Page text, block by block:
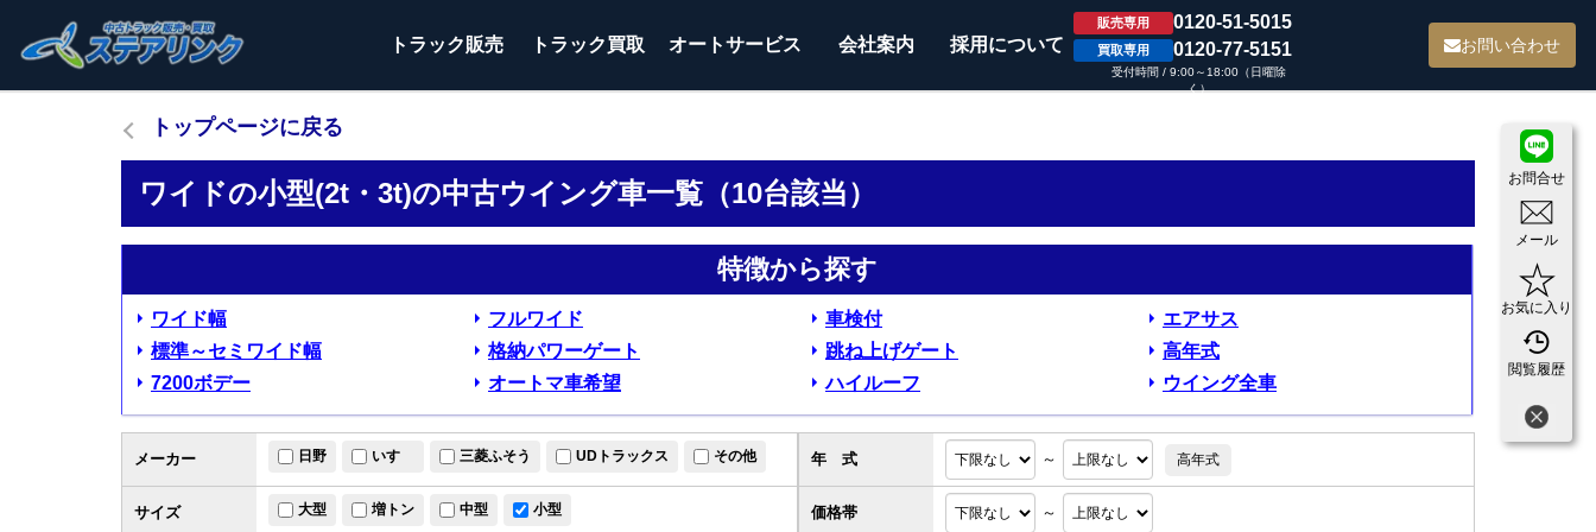
トラック販売 トラック買取 オートサービス 会社案内 採用について
販売専用 0120-51-5015
買取専用 0120-77-5151
受付時間 / 9:00～18:00（日曜除
く）
お問い合わせ
お問合せ
メール
お気に入り
閲覧履歴
トップページに戻る
ワイドの小型(2t・3t)の中古ウイング車一覧（10台該当）
特徴から探す
ワイド幅
標準～セミワイド幅
7200ボデー
フルワイド
格納パワーゲート
オートマ車希望
車検付
跳ね上げゲート
ハイルーフ
エアサス
高年式
ウイング全車
サイズ 大型 増トン 中型 小型 価格帯 ～
メーカー 日野 いすゞ 三菱ふそう UDトラックス その他 年 式 ～ 高年式